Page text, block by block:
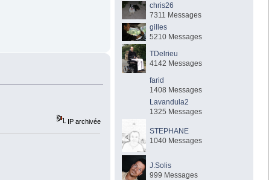
IP archivée
chris26
7311 Messages
gilles
5210 Messages
TDelrieu
4142 Messages
farid
1408 Messages
Lavandula2
1325 Messages
STEPHANE
1040 Messages
J.Solis
999 Messages